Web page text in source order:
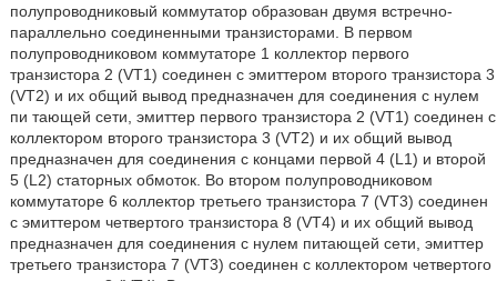
полупроводниковый коммутатор образован двумя встречно-
параллельно соединенными транзисторами. В первом
полупроводниковом коммутаторе 1 коллектор первого
транзистора 2 (VT1) соединен с эмиттером второго транзистора 3
(VT2) и их общий вывод предназначен для соединения с нулем
пи тающей сети, эмиттер первого транзистора 2 (VT1) соединен с
коллектором второго транзистора 3 (VT2) и их общий вывод
предназначен для соединения с концами первой 4 (L1) и второй
5 (L2) статорных обмоток. Во втором полупроводниковом
коммутаторе 6 коллектор третьего транзистора 7 (VT3) соединен
с эмиттером четвертого транзистора 8 (VT4) и их общий вывод
предназначен для соединения с нулем питающей сети, эмиттер
третьего транзистора 7 (VT3) соединен с коллектором четвертого